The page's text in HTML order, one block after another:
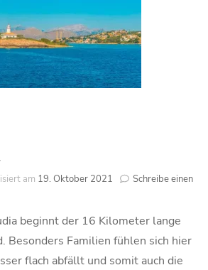
am 19. Oktober 2021
Schreibe einen
beginnt der 16 Kilometer lange
Besonders Familien fühlen sich hier
flach abfällt und somit auch die